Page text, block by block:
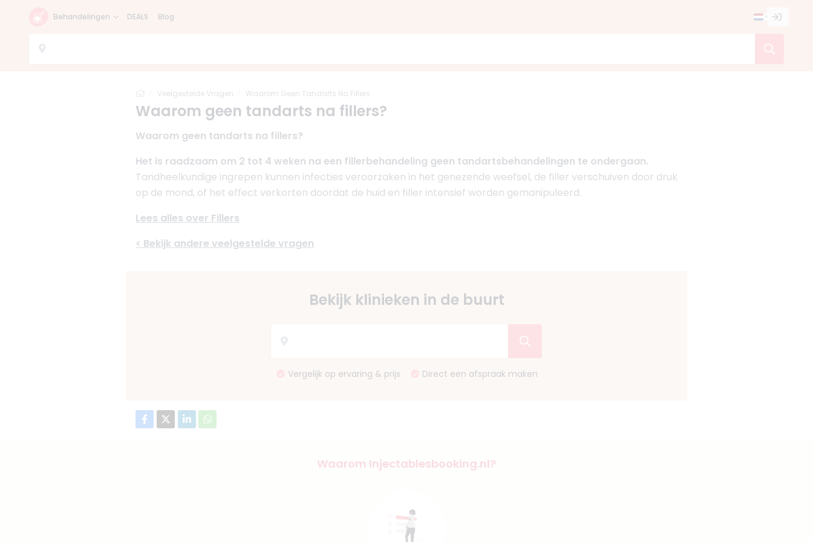
Behandelingen DEALS Blog
Home
Veelgestelde Vragen Waarom Geen Tandarts Na Fillers
Waarom geen tandarts na fillers?
Waarom geen tandarts na fillers?
Het is raadzaam om 2 tot 4 weken na een fillerbehandeling geen tandartsbehandelingen te ondergaan.
Tandheelkundige ingrepen kunnen infecties veroorzaken in het genezende weefsel, de filler verschuiven door druk
op de mond, of het effect verkorten doordat de huid en filler intensief worden gemanipuleerd.
Lees alles over Fillers
< Bekijk andere veelgestelde vragen
Bekijk klinieken in de buurt
Vergelijk op ervaring & prijs Direct een afspraak maken
Waarom Injectablesbooking.nl?